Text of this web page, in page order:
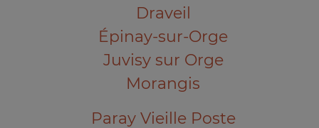
Draveil
Épinay-sur-Orge
Juvisy sur Orge
Morangis
Paray Vieille Poste